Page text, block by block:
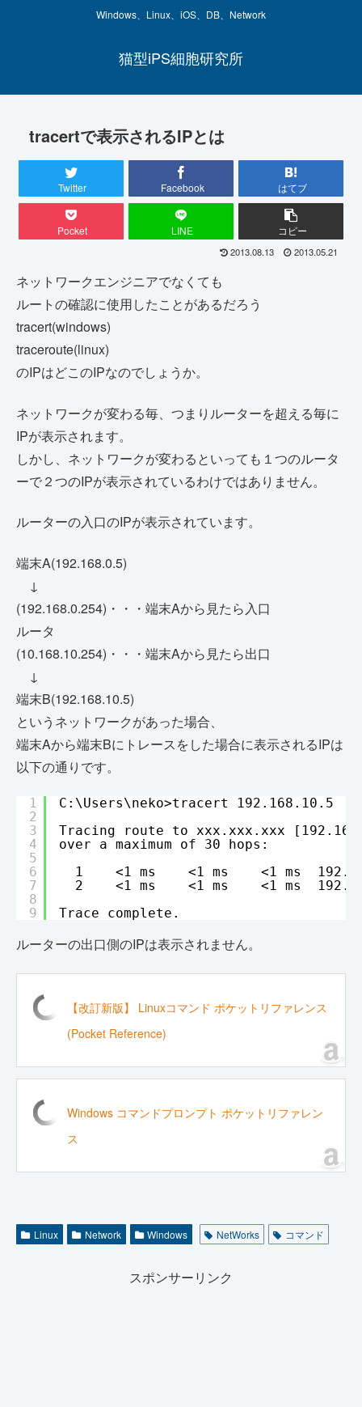
Windows、Linux、iOS、DB、Network
猫型iPS細胞研究所
tracertで表示されるIPとは
Twitter Facebook はてブ
Pocket LINE コピー
2013.08.13 2013.05.21
ネットワークエンジニアでなくても
ルートの確認に使用したことがあるだろう
tracert(windows)
traceroute(linux)
のIPはどこのIPなのでしょうか。
ネットワークが変わる毎、つまりルーターを超える毎に
IPが表示されます。
しかし、ネットワークが変わるといっても１つのルータ
ーで２つのIPが表示されているわけではありません。
ルーターの入口のIPが表示されています。
端末A(192.168.0.5)
↓
(192.168.0.254)・・・端末Aから見たら入口
ルータ
(10.168.10.254)・・・端末Aから見たら出口
↓
端末B(192.168.10.5)
というネットワークがあった場合、
端末Aから端末Bにトレースをした場合に表示されるIPは
以下の通りです。
1
2
3
4
5
6
7
8
9
C:\Users\neko>tracert 192.168.10.5
Tracing route to xxx.xxx.xxx
over a maximum of 30 hops:
1    <1 ms    <1 ms    <1 ms
2    <1 ms    <1 ms    <1 ms
Trace complete.
ルーターの出口側のIPは表示されません。
【改訂新版】 Linuxコマンド ポケットリファレンス
(Pocket Reference)
Windows コマンドプロンプト ポケットリファレン
ス
Linux Network Windows NetWorks コマンド
スポンサーリンク